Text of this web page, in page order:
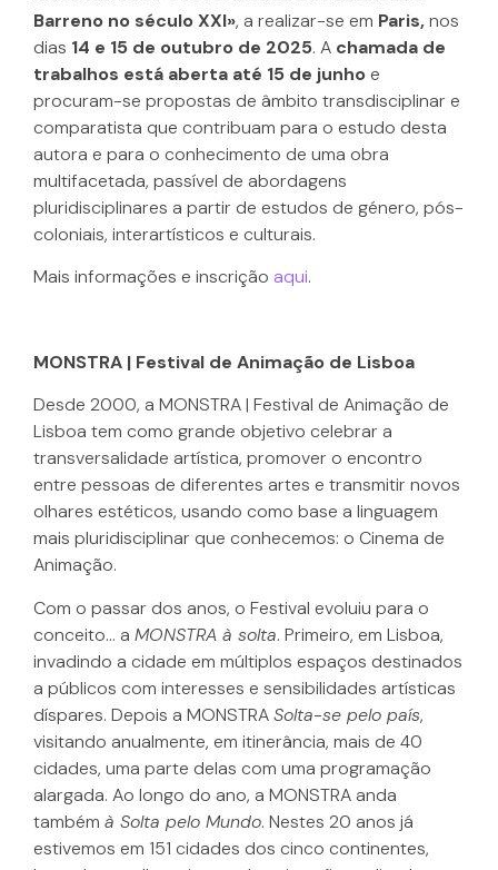
Barreno no século XXI», a realizar-se em Paris,nos
dias 14 e 15 de outubro de 2025. A chamada de
trabalhos está aberta até 15 de junho e
procuram-se propostas de âmbito transdisciplinar e
comparatista que contribuam para o estudo desta
autora e para o conhecimento de uma obra
multifacetada, passível de abordagens
pluridisciplinares a partir de estudos de género, pós-
coloniais, interartísticos e culturais.
Mais informações e inscrição aqui.
MONSTRA | Festival de Animação de Lisboa
Desde 2000, a MONSTRA | Festival de Animação de
Lisboa tem como grande objetivo celebrar a
transversalidade artística, promover o encontro
entre pessoas de diferentes artes e transmitir novos
olhares estéticos, usando como base a linguagem
mais pluridisciplinar que conhecemos: o Cinema de
Animação.
Com o passar dos anos, o Festival evoluiu para o
conceito… a MONSTRA à solta. Primeiro, em Lisboa,
invadindo a cidade em múltiplos espaços destinados
a públicos com interesses e sensibilidades artísticas
díspares. Depois a MONSTRASolta-se pelo país,
visitando anualmente, em itinerância, mais de 40
cidades, uma parte delas com uma programação
alargada. Ao longo do ano, a MONSTRA anda
também à Solta pelo Mundo. Nestes 20 anos já
estivemos em 151 cidades dos cinco continentes,